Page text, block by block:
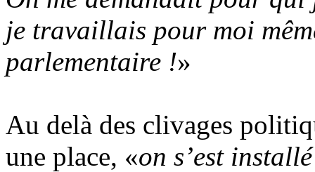
je travaillais pour moi
parlementaire !»
Au delà des clivages
une place, «on s’est